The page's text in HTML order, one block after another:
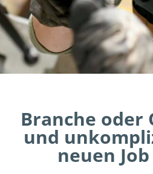
Branche oder
und
neuen